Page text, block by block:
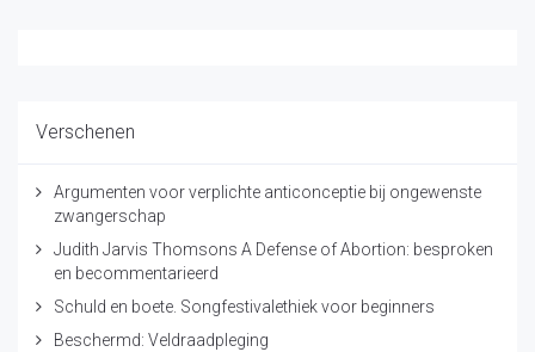
Verschenen
Argumenten voor verplichte anticonceptie bij ongewenste
zwangerschap
Judith Jarvis Thomsons A Defense of Abortion: besproken
en becommentarieerd
Schuld en boete. Songfestivalethiek voor beginners
Beschermd: Veldraadpleging